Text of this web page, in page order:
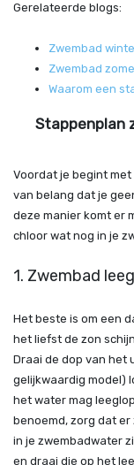
Gerelateerde blogs:
Zwembad
Zwembad
Waarom een
Stappenplan
Voordat je begint
van belang dat je
deze manier komt er
chloor wat nog in je
1. Zwembad
Het beste is om een
het liefst de zon
Draai de dop van het
gelijkwaardig model)
het water mag
benoemd, zorg dat er
in je zwembadwater
en draai die op het